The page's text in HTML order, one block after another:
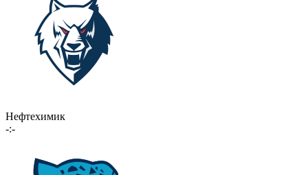
Нефтехимик
-:-